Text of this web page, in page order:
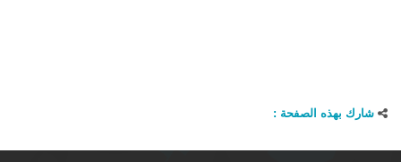
شارك بهذه الصفحة :